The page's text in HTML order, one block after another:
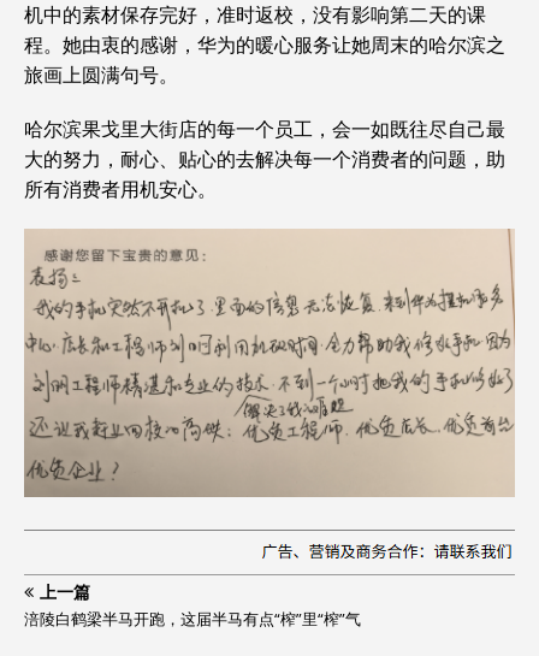
机中的素材保存完好，准时返校，没有影响第二天的课
程。她由衷的感谢，华为的暖心服务让她周末的哈尔滨之
旅画上圆满句号。
哈尔滨果戈里大街店的每一个员工，会一如既往尽自己最
大的努力，耐心、贴心的去解决每一个消费者的问题，助
所有消费者用机安心。
上一篇
涪陵白鹤梁半马开跑，这届半马有点“榨”里“榨”气